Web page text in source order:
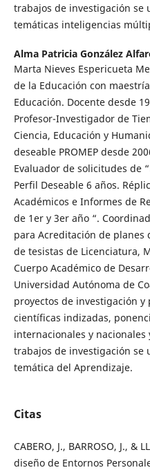
trabajos de investigación se
temáticas inteligencias
Alma Patricia González
Marta Nieves Espericueta
de la Educación con
Educación. Docente desde
Profesor-Investigador de
Ciencia, Educación y
deseable PROMEP desde
Evaluador de solicitudes de
Perfil Deseable 6 años.
Académicos e Informes de
de 1er y 3er año “.
para Acreditación de planes
de tesistas de Licenciatura,
Cuerpo Académico de
Universidad Autónoma de
proyectos de investigación
científicas indizadas,
internacionales y
trabajos de investigación
temática del Aprendizaje.
Citas
CABERO, J., BARROSO, J., &
diseño de Entornos